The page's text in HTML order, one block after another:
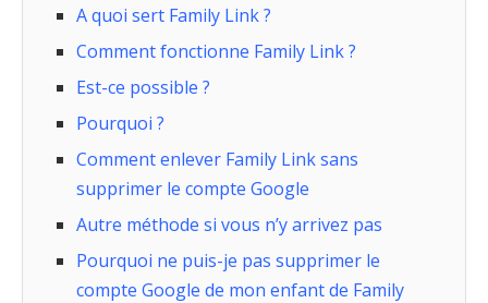
A quoi sert Family Link ?
Comment fonctionne Family Link ?
Est-ce possible ?
Pourquoi ?
Comment enlever Family Link sans
supprimer le compte Google
Autre méthode si vous n’y arrivez pas
Pourquoi ne puis-je pas supprimer le
compte Google de mon enfant de Family